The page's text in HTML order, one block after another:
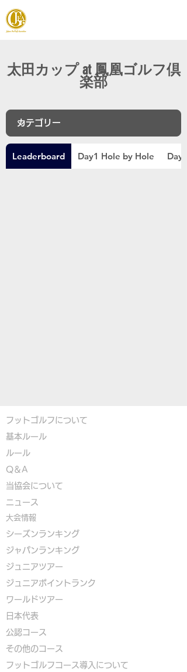
太田カップ at 鳳凰ゴルフ倶
楽部
Leaderboard Day1 Hole by Hole
フットゴルフについて
基本ルール
ルール
Q＆A
​当協会について
​ニュース
大会情報
シーズンランキング
ジャパンランキング
ジュニアツアー
ジュニアポイントランク
​ワールドツアー
​​日本代表
公認コース
​その他のコース
​ フットゴルフコース導入について